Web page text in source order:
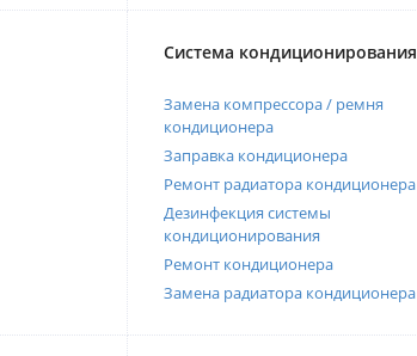
Система кондиционирования
Замена компрессора / ремня
кондиционера
Заправка кондиционера
Ремонт радиатора кондиционера
Дезинфекция системы
кондиционирования
Ремонт кондиционера
Замена радиатора кондиционера